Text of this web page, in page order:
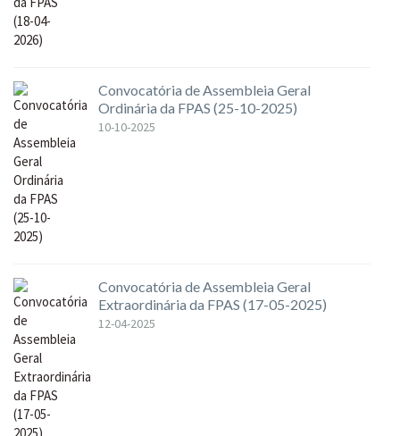
Convocatória de Assembleia Geral
Ordinária da FPAS (25-10-2025)
10-10-2025
Convocatória de Assembleia Geral
Extraordinária da FPAS (17-05-2025)
12-04-2025